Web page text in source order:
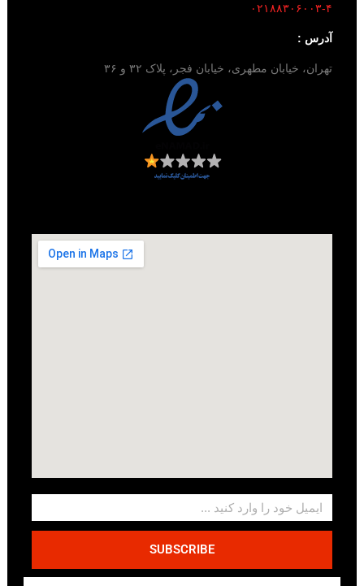
۰۲۱۸۸۳۰۶۰۰۳-۴
آدرس :
تهران، خیابان مطهری، خیابان فجر، پلاک ۳۲ و ۳۶
SUBSCRIBE